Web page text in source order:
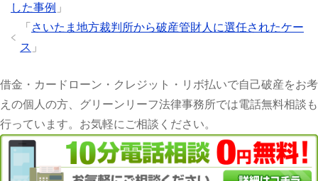
した事例 」
「 さいたま地方裁判所から破産管財人に選任されたケー
ス 」
借金・カードローン・クレジット・リボ払いで自己破産をお考
えの個人の方、グリーンリーフ法律事務所では電話無料相談も
行っています。お気軽にご相談ください。